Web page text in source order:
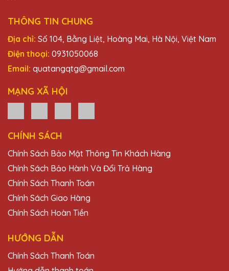
THÔNG TIN CHUNG
Địa chỉ: Số 104, Bằng Liệt, Hoàng Mai, Hà Nội, Việt Nam
Điện thoại: 0931050068
Email: quatangqtg@gmail.com
MẠNG XÃ HỘI
CHÍNH SÁCH
Chính Sách Bảo Mật Thông Tin Khách Hàng
Chính Sách Bảo Hành Và Đổi Trả Hàng
Chính Sách Thanh Toán
Chính Sách Giao Hàng
Chính Sách Hoàn Tiền
HƯỚNG DẪN
Chính Sách Thanh Toán